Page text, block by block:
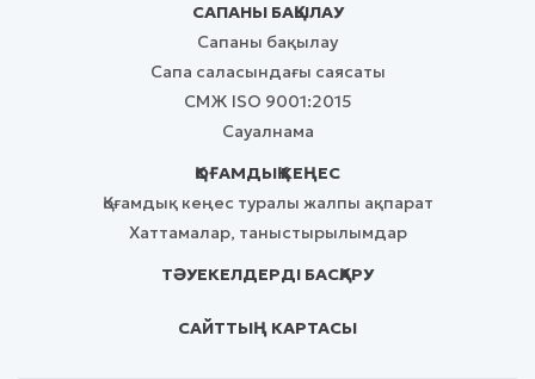
САПАНЫ БАҚЫЛАУ
Сапаны бақылау
Сапа саласындағы саясаты
СМЖ ISO 9001:2015
Сауалнама
ҚОҒАМДЫҚ КЕҢЕС
Қоғамдық кеңес туралы жалпы ақпарат
Хаттамалар, таныстырылымдар
ТӘУЕКЕЛДЕРДІ БАСҚАРУ
САЙТТЫҢ КАРТАСЫ